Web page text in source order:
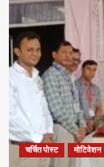
चर्चित पोस्ट मोटिवेशन